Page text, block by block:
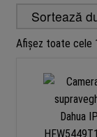
Afișez toate cele